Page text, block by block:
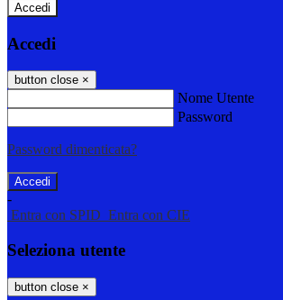
Accedi
Accedi
button close ×
Nome Utente
Password
Password dimenticata?
-
Entra con SPID Entra con CIE
Seleziona utente
button close ×